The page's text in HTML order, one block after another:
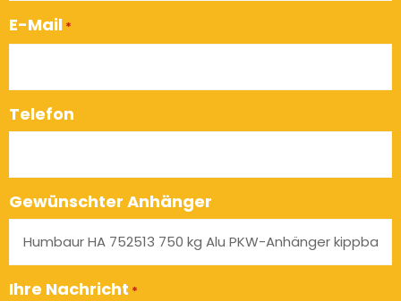
E-Mail *
Telefon
Gewünschter Anhänger
Ihre Nachricht *